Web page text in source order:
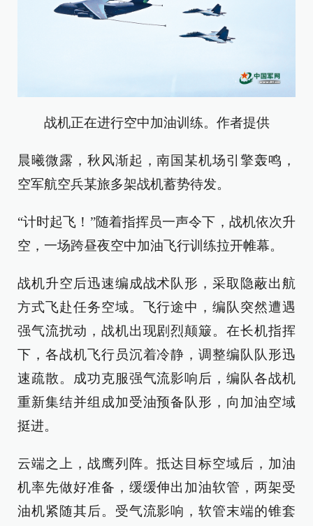
战机正在进行空中加油训练。作者提供
晨曦微露，秋风渐起，南国某机场引擎轰鸣，
空军航空兵某旅多架战机蓄势待发。
“计时起飞！”随着指挥员一声令下，战机依次升
空，一场跨昼夜空中加油飞行训练拉开帷幕。
战机升空后迅速编成战术队形，采取隐蔽出航
方式飞赴任务空域。飞行途中，编队突然遭遇
强气流扰动，战机出现剧烈颠簸。在长机指挥
下，各战机飞行员沉着冷静，调整编队队形迅
速疏散。成功克服强气流影响后，编队各战机
重新集结并组成加受油预备队形，向加油空域
挺进。
云端之上，战鹰列阵。抵达目标空域后，加油
机率先做好准备，缓缓伸出加油软管，两架受
油机紧随其后。受气流影响，软管末端的锥套